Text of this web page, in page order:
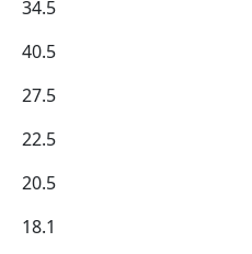
34.5
40.5
27.5
22.5
20.5
18.1